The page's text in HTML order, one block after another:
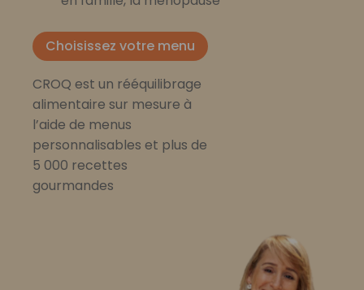
Choisissez votre menu
CROQ est un rééquilibrage
alimentaire sur mesure à
l’aide de menus
personnalisables et plus de
5 000 recettes
gourmandes